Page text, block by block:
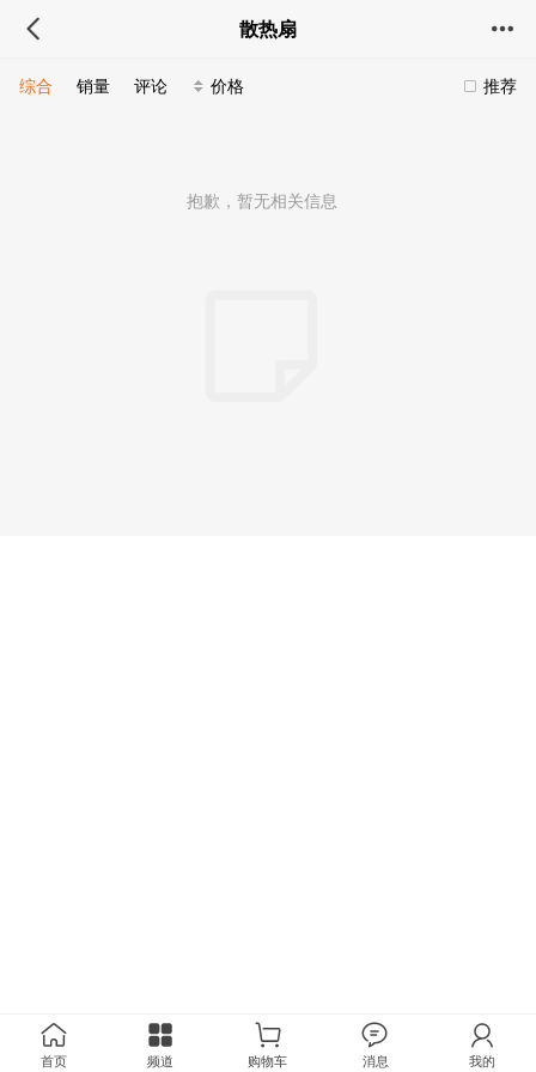
散热扇
推荐
综合 销量 评论 价格
抱歉，暂无相关信息
首页 频道 购物车 消息 我的